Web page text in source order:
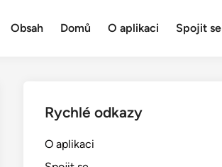
Obsah Domů O aplikaci Spojit se
Rychlé odkazy
O aplikaci